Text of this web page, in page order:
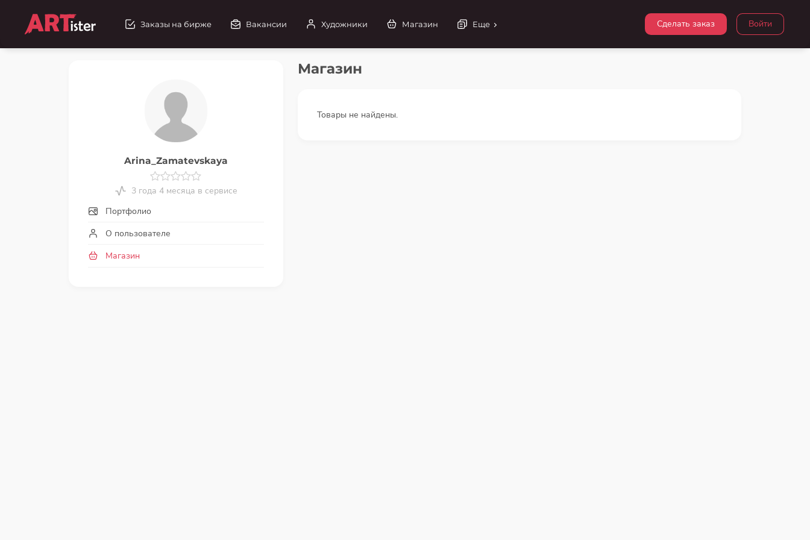
Войти
Сделать заказ
Заказы на бирже Вакансии Художники Магазин Еще
Arina_Zamatevskaya
3 года 4 месяца в сервисе
Портфолио
О пользователе
Магазин
Магазин
Товары не найдены.